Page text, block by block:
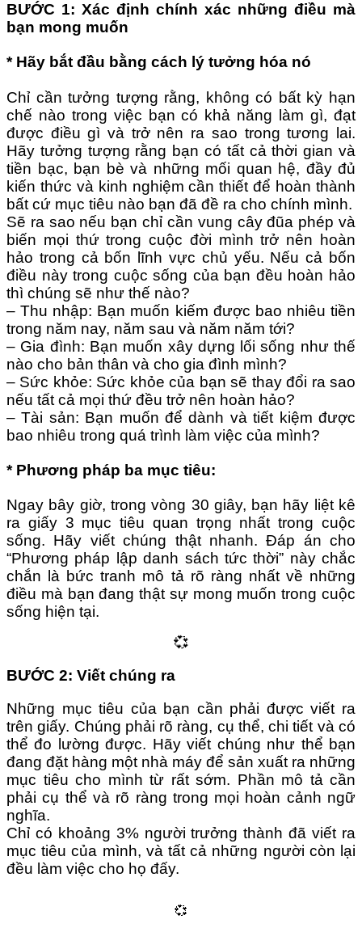
BƯỚC 1: Xác định chính xác những điều mà
bạn mong muốn
* Hãy bắt đầu bằng cách lý tưởng hóa nó
Chỉ cần tưởng tượng rằng, không có bất kỳ hạn
chế nào trong việc bạn có khả năng làm gì, đạt
được điều gì và trở nên ra sao trong tương lai.
Hãy tưởng tượng rằng bạn có tất cả thời gian và
tiền bạc, bạn bè và những mối quan hệ, đầy đủ
kiến thức và kinh nghiệm cần thiết để hoàn thành
bất cứ mục tiêu nào bạn đã đề ra cho chính mình.
Sẽ ra sao nếu bạn chỉ cần vung cây đũa phép và
biến mọi thứ trong cuộc đời mình trở nên hoàn
hảo trong cả bốn lĩnh vực chủ yếu. Nếu cả bốn
điều này trong cuộc sống của bạn đều hoàn hảo
thì chúng sẽ như thế nào?
– Thu nhập: Bạn muốn kiếm được bao nhiêu tiền
trong năm nay, năm sau và năm năm tới?
– Gia đình: Bạn muốn xây dựng lối sống như thế
nào cho bản thân và cho gia đình mình?
– Sức khỏe: Sức khỏe của bạn sẽ thay đổi ra sao
nếu tất cả mọi thứ đều trở nên hoàn hảo?
– Tài sản: Bạn muốn để dành và tiết kiệm được
bao nhiêu trong quá trình làm việc của mình?
* Phương pháp ba mục tiêu:
Ngay bây giờ, trong vòng 30 giây, bạn hãy liệt kê
ra giấy 3 mục tiêu quan trọng nhất trong cuộc
sống. Hãy viết chúng thật nhanh. Đáp án cho
“Phương pháp lập danh sách tức thời” này chắc
chắn là bức tranh mô tả rõ ràng nhất về những
điều mà bạn đang thật sự mong muốn trong cuộc
sống hiện tại.
💞
BƯỚC 2: Viết chúng ra
Những mục tiêu của bạn cần phải được viết ra
trên giấy. Chúng phải rõ ràng, cụ thể, chi tiết và có
thể đo lường được. Hãy viết chúng như thể bạn
đang đặt hàng một nhà máy để sản xuất ra những
mục tiêu cho mình từ rất sớm. Phần mô tả cần
phải cụ thể và rõ ràng trong mọi hoàn cảnh ngữ
nghĩa.
Chỉ có khoảng 3% người trưởng thành đã viết ra
mục tiêu của mình, và tất cả những người còn lại
đều làm việc cho họ đấy.
💞